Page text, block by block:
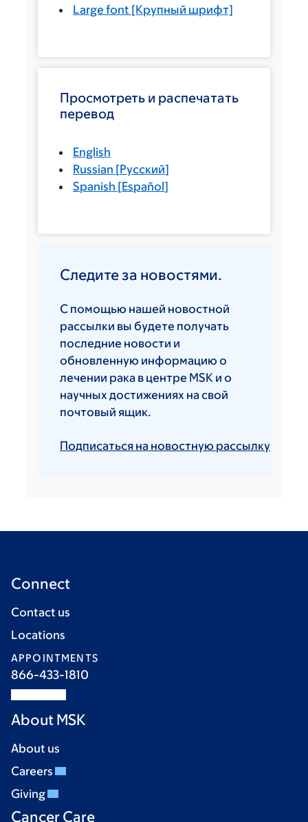
Large font [Крупный шрифт]
Просмотреть и распечатать
перевод
English
Russian [Русский]
Spanish [Español]
Следите за новостями.
С помощью нашей новостной
рассылки вы будете получать
последние новости и
обновленную информацию о
лечении рака в центре MSK и о
научных достижениях на свой
почтовый ящик.
Подписаться на новостную рассылку
Connect
Contact us
Locations
APPOINTMENTS
866-433-1810
About MSK
About us
Careers
Giving
Cancer Care